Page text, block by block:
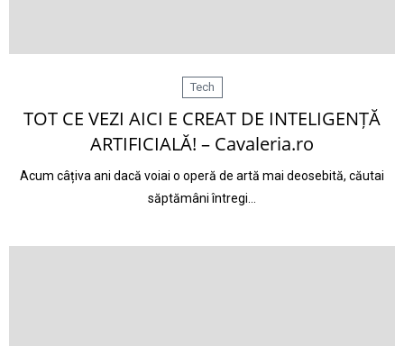
Tech
TOT CE VEZI AICI E CREAT DE INTELIGENȚĂ
ARTIFICIALĂ! – Cavaleria.ro
Acum câțiva ani dacă voiai o operă de artă mai deosebită, căutai
săptămâni întregi…